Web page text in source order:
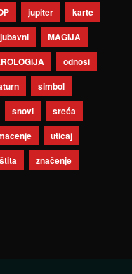
jupiter
karte
MAGIJA
odnosi
simbol
snovi
sreća
uticaj
značenje